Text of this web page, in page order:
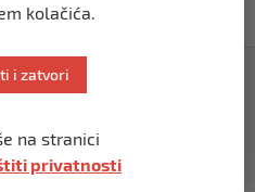
kolačića.
i zatvori
na stranici
privatnosti